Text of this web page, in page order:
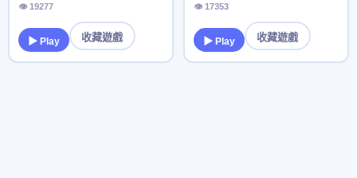
👁 19277
▶ Play 收藏遊戲
👁 17353
▶ Play 收藏遊戲